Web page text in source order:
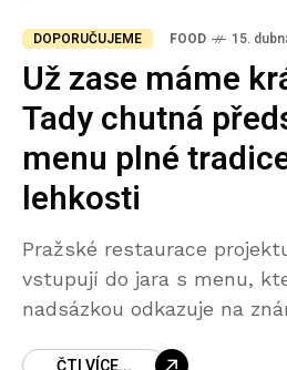
DOPORUČUJEME FOOD 15.
Už zase máme
Tady chutná
menu plné
lehkosti
Pražské restaurace
vstupují do jara s menu,
nadsázkou odkazuje na